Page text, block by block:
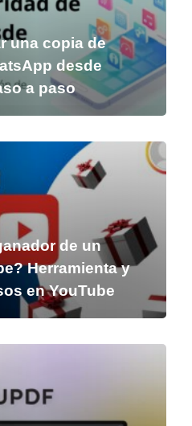
una copia de
desde
a paso
de un
Herramienta y
en YouTube